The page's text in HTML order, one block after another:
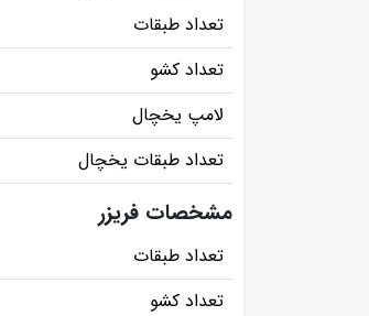
تعداد طبقات
تعداد کشو
لامپ یخچال
تعداد طبقات یخچال
مشخصات فریزر
تعداد طبقات
تعداد کشو